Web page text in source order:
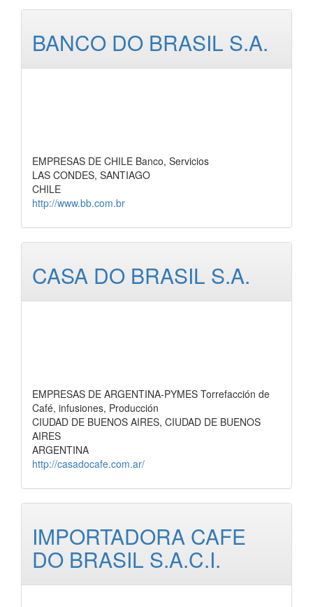
BANCO DO BRASIL S.A.
EMPRESAS DE CHILE Banco, Servicios
LAS CONDES, SANTIAGO
CHILE
http://www.bb.com.br
CASA DO BRASIL S.A.
EMPRESAS DE ARGENTINA-PYMES Torrefacción de
Café, infusiones, Producción
CIUDAD DE BUENOS AIRES, CIUDAD DE BUENOS
AIRES
ARGENTINA
http://casadocafe.com.ar/
IMPORTADORA CAFE
DO BRASIL S.A.C.I.